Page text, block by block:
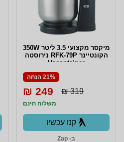
מיקסר מקצועי 3.5 ליטר 350W
הקונטיינר RFK-79P נירוסטה
Hacontainer
21% הנחה
319 ₪
249 ₪
משלוח חינם
קנו עכשיו
ב- Zap